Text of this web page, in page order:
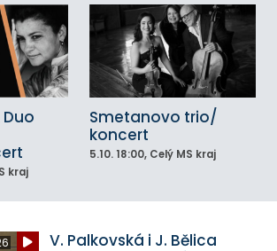
kraj
Smetanovo trio/
koncert
5.10. 18:00, Celý MS kraj
V. Palkovská i J. Bělica